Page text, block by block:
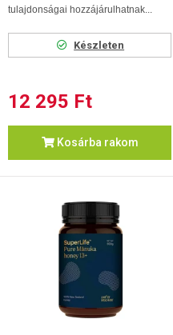
tulajdonságai hozzájárulhatnak...
Készleten
12 295 Ft
Kosárba rakom